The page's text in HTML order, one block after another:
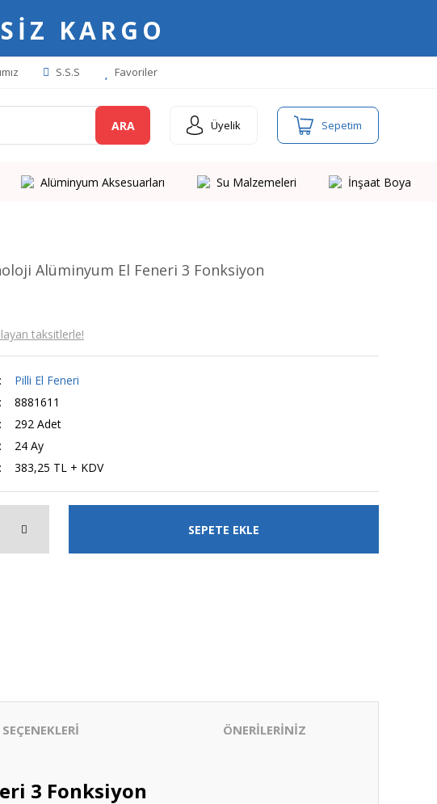
KARGO
S.S.S Favoriler
ARA Üyelik Sepetim
Alüminyum Aksesuarları Su Malzemeleri İnşaat Boya
Alüminyum El Feneri 3 Fonksiyon
taksitlerle!
Pilli El Feneri
8881611
292 Adet
24 Ay
383,25 TL + KDV
SEPETE EKLE
ÖNERİLERİNİZ
3 Fonksiyon